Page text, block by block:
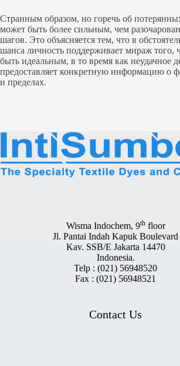
Странным образом, но горечь об
может быть более сильным, чем
шагов. Это объясняется тем, что в
шанса личность поддерживает мираж того,
быть идеальным, в то время как неудачное
предоставляет конкретную информацию о
и пределах.
Wisma Indochem, 9thfloor
Jl. Pantai Indah Kapuk Boulevard
Kav. SSB/E Jakarta 14470
Indonesia.
Telp : (021) 56948520
Fax : (021) 56948521
Contact Us